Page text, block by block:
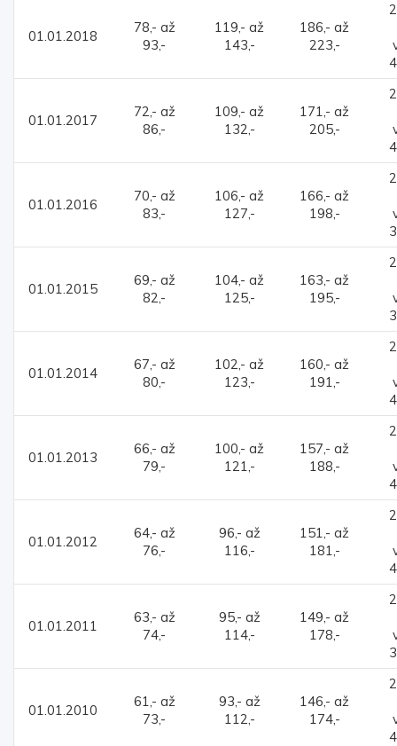
01.01.2018
78,- až
93,-
119,- až
143,-
186,- až
223,-
01.01.2017
72,- až
86,-
109,- až
132,-
171,- až
205,-
01.01.2016
70,- až
83,-
106,- až
127,-
166,- až
198,-
01.01.2015
69,- až
82,-
104,- až
125,-
163,- až
195,-
01.01.2014
67,- až
80,-
102,- až
123,-
160,- až
191,-
01.01.2013
66,- až
79,-
100,- až
121,-
157,- až
188,-
01.01.2012
64,- až
76,-
96,- až
116,-
151,- až
181,-
01.01.2011
63,- až
74,-
95,- až
114,-
149,- až
178,-
01.01.2010
61,- až
73,-
93,- až
112,-
146,- až
174,-